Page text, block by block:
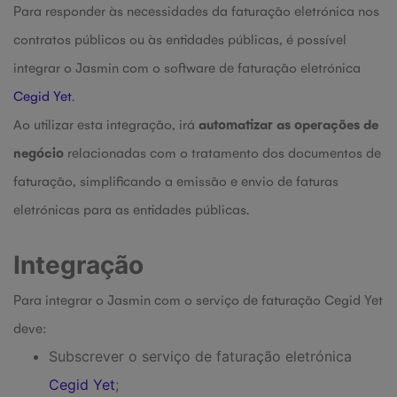
Para responder às necessidades da faturação eletrónica nos
contratos públicos ou às entidades públicas, é possível
integrar o Jasmin com o software de faturação eletrónica
Cegid Yet.
Ao utilizar esta integração, irá automatizar as operações de
negócio relacionadas com o tratamento dos documentos de
faturação, simplificando a emissão e envio de faturas
eletrónicas para as entidades públicas.
Integração
Para integrar o Jasmin com o serviço de faturação Cegid Yet
deve:
Subscrever o serviço de faturação eletrónica
Cegid Yet;